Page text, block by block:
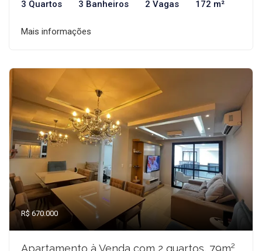
3 Quartos 3 Banheiros 2 Vagas 172 m²
Mais informações
R$ 670.000
Apartamento à Venda com 2 quartos, 79m²